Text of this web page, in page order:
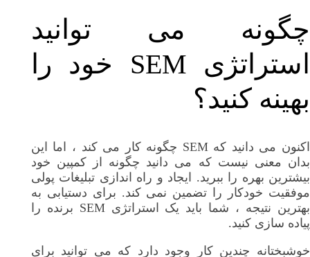
چگونه می توانید
استراتژی SEM خود را
بهینه کنید؟
اکنون می دانید که SEM چگونه کار می کند ، اما این
بدان معنی نیست که می دانید چگونه از کمپین خود
بیشترین بهره را ببرید. ایجاد و راه اندازی تبلیغات پولی
موفقیت خودکار را تضمین نمی کند. برای دستیابی به
بهترین نتیجه ، شما باید یک استراتژی SEM برنده را
پیاده سازی کنید.
خوشبختانه چندین کار وجود دارد که می توانید برای